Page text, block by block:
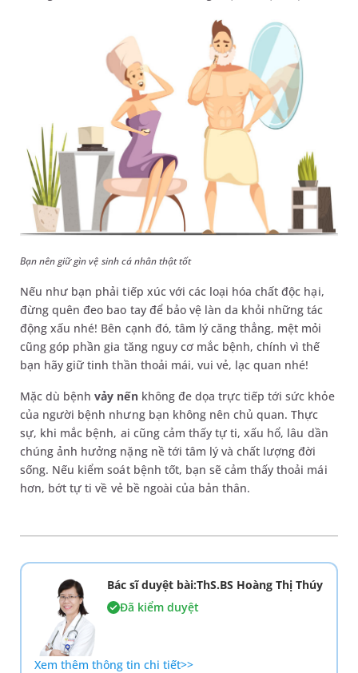
Bạn nên giữ gìn vệ sinh cá nhân thật tốt
Nếu như bạn phải tiếp xúc với các loại hóa chất độc hại,
đừng quên đeo bao tay để bảo vệ làn da khỏi những tác
động xấu nhé! Bên cạnh đó, tâm lý căng thẳng, mệt mỏi
cũng góp phần gia tăng nguy cơ mắc bệnh, chính vì thế
bạn hãy giữ tinh thần thoải mái, vui vẻ, lạc quan nhé!
Mặc dù bệnhvảy nếnkhông đe dọa trực tiếp tới sức khỏe
của người bệnh nhưng bạn không nên chủ quan. Thực
sự, khi mắc bệnh, ai cũng cảm thấy tự ti, xấu hổ, lâu dần
chúng ảnh hưởng nặng nề tới tâm lý và chất lượng đời
sống. Nếu kiểm soát bệnh tốt, bạn sẽ cảm thấy thoải mái
hơn, bớt tự ti về vẻ bề ngoài của bản thân.
Bác sĩ duyệt bài:ThS.BS Hoàng Thị Thúy
Đã kiểm duyệt
Xem thêm thông tin chi tiết>>